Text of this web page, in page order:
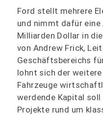
Ford stellt mehrere
und nimmt dafür eine
Milliarden Dollar in
von Andrew Frick,
Geschäftsbereichs
lohnt sich der weitere
Fahrzeuge
werdende Kapital
Projekte rund um